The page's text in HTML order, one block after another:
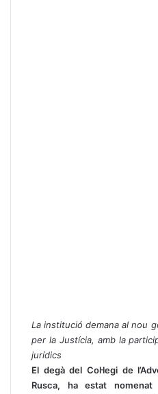
La institució demana al nou
per la Justícia, amb la
jurídics
El degà del Col·legi de
Rusca, ha estat